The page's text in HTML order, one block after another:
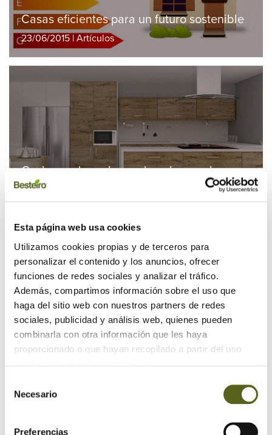
Esta página web usa cookies
Utilizamos cookies propias y de terceros para
personalizar el contenido y los anuncios, ofrecer
funciones de redes sociales y analizar el tráfico.
Además, compartimos información sobre el uso que
haga del sitio web con nuestros partners de redes
sociales, publicidad y análisis web, quienes pueden
combinarla con otra información que les haya
proporcionado o que hayan recopilado a partir del uso
Necesario
Preferencias
Casas eficientes para un futuro sostenible
23/06/2015 | Artículos
Cyclowood, madera sobre dos ruedas
09/06/2015 | Artículos
5 de junio, Día Mundial del Medio
Ambiente
05/06/2015 | Artículos